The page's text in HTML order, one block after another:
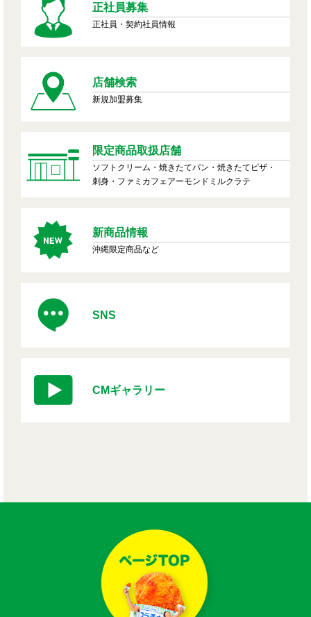
正社員募集
正社員・契約社員情報
店舗検索
新規加盟募集
限定商品取扱店舗
ソフトクリーム・焼きたてパン・焼きたてピザ・
刺身・ファミカフェアーモンドミルクラテ
新商品情報
沖縄限定商品など
SNS
CMギャラリー